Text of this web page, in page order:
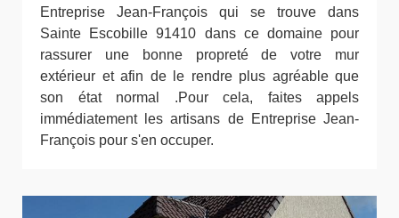
Entreprise Jean-François qui se trouve dans
Sainte Escobille 91410 dans ce domaine pour
rassurer une bonne propreté de votre mur
extérieur et afin de le rendre plus agréable que
son état normal .Pour cela, faites appels
immédiatement les artisans de Entreprise Jean-
François pour s'en occuper.